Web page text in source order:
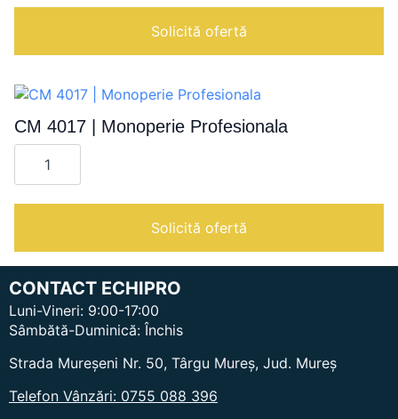
|
Solicită ofertă
CM 4017 | Monoperie Profesionala
Cantitate
4017
Monoperie
Solicită ofertă
CONTACT ECHIPRO
Luni-Vineri: 9:00-17:00
Sâmbătă-Duminică: Închis
Strada Mureșeni Nr. 50, Târgu Mureș, Jud. Mureș
Telefon Vânzări: 0755 088 396